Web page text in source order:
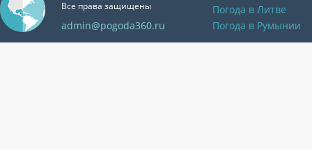
Все права защищены
admin@pogoda360.ru
Погода в Литве
Погода в Румынии